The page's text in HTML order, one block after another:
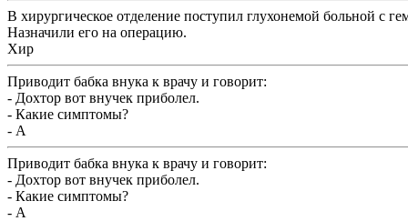
В хирургическое отделение поступил глухонемой больной с
Назначили его на операцию.
Хир
Приводит бабка внука к врачу и говорит:
- Дохтор вот внучек приболел.
- Какие симптомы?
- А
Приводит бабка внука к врачу и говорит:
- Дохтор вот внучек приболел.
- Какие симптомы?
- А